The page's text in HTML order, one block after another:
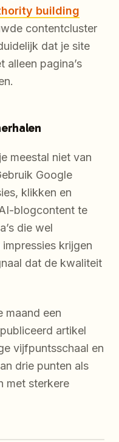
building
contentcluster
dat je site
alleen pagina’s
meestal niet van
Google
klikken en
blogcontent te
die wel
krijgen
dat de kwaliteit
maand een
artikel
vijfpuntsschaal en
drie punten als
met sterkere